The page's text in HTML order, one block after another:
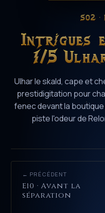
S02 ·
Intrigues
1/5
Ulhar le skald, cape et
prestidigitation pour
fenec devant la
piste l'odeur de
← PRÉCÉDENT
E10 · Avant la
séparation